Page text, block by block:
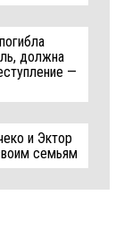
должна
—
и Эктор
семьям